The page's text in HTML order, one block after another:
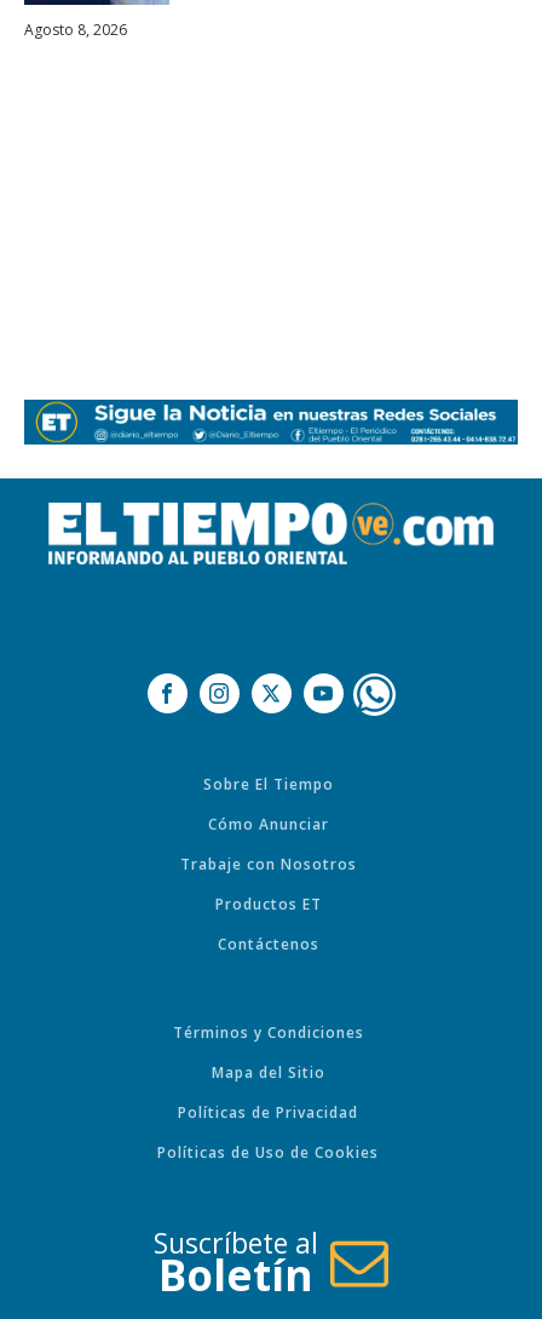
Agosto 8, 2026
Sobre El Tiempo
Cómo Anunciar
Trabaje con Nosotros
Productos ET
Contáctenos
Términos y Condiciones
Mapa del Sitio
Políticas de Privacidad
Políticas de Uso de Cookies
Suscríbete al
Boletín